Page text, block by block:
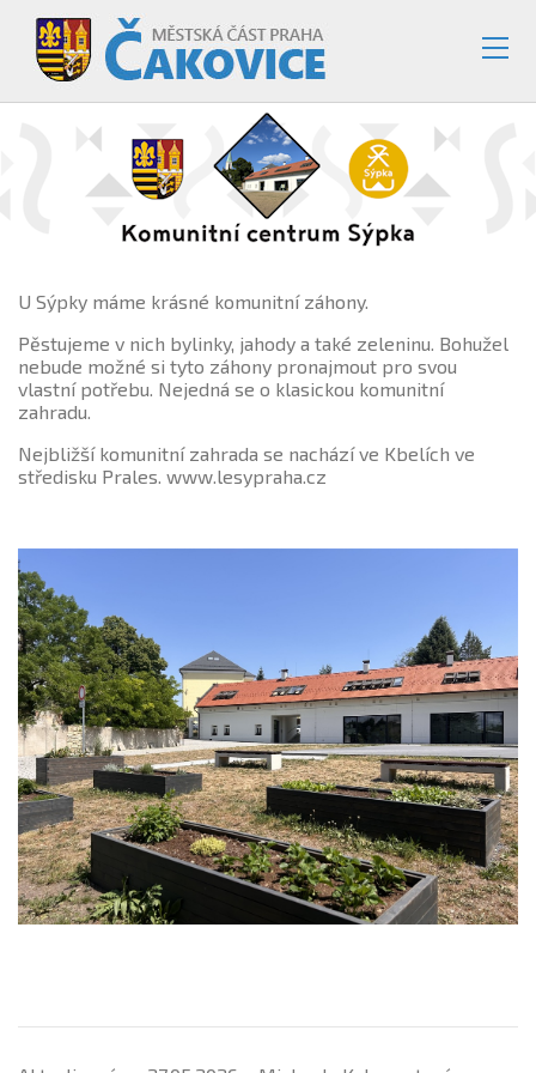
U Sýpky máme krásné komunitní záhony.
Pěstujeme v nich bylinky, jahody a také zeleninu. Bohužel
nebude možné si tyto záhony pronajmout pro svou
vlastní potřebu. Nejedná se o klasickou komunitní
zahradu.
Nejbližší komunitní zahrada se nachází ve Kbelích ve
středisku Prales. www.lesypraha.cz